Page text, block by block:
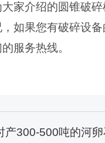
家介绍的圆锥破
如果您有破碎设
服务热线。
产300-500吨的河卵石制砂设